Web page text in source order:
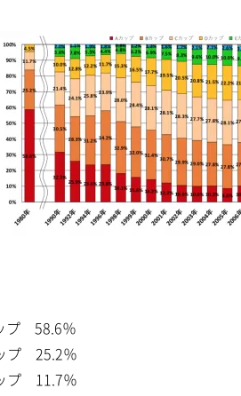
プ 58.6％
プ 25.2％
プ 11.7％